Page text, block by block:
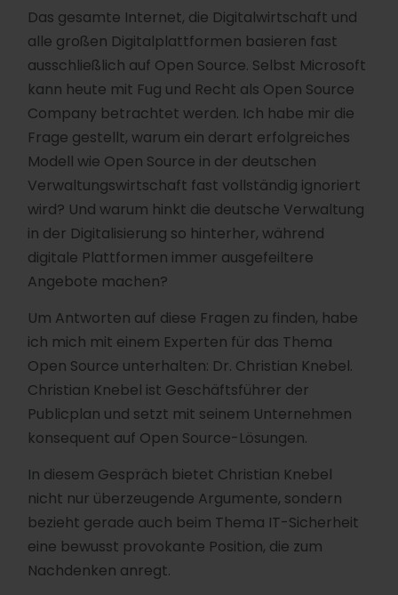
Das gesamte Internet, die Digitalwirtschaft und
alle großen Digitalplattformen basieren fast
ausschließlich auf Open Source. Selbst Microsoft
kann heute mit Fug und Recht als Open Source
Company betrachtet werden. Ich habe mir die
Frage gestellt, warum ein derart erfolgreiches
Modell wie Open Source in der deutschen
Verwaltungswirtschaft fast vollständig ignoriert
wird? Und warum hinkt die deutsche Verwaltung
in der Digitalisierung so hinterher, während
digitale Plattformen immer ausgefeiltere
Angebote machen?
Um Antworten auf diese Fragen zu finden, habe
ich mich mit einem Experten für das Thema
Open Source unterhalten: Dr. Christian Knebel.
Christian Knebel ist Geschäftsführer der
Publicplan und setzt mit seinem Unternehmen
konsequent auf Open Source-Lösungen.
In diesem Gespräch bietet Christian Knebel
nicht nur überzeugende Argumente, sondern
bezieht gerade auch beim Thema IT-Sicherheit
eine bewusst provokante Position, die zum
Nachdenken anregt.